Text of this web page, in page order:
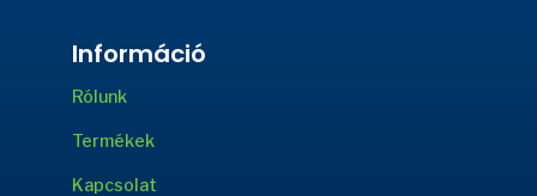
Információ
Rólunk
Termékek
Kapcsolat